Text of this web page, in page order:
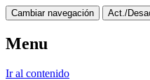
Cambiar navegación Act./
Menu
Ir al contenido